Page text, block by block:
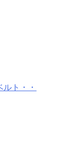
ト・・